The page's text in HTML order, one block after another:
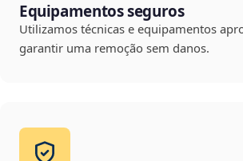
Equipamentos seguros
Utilizamos técnicas e equipamentos
garantir uma remoção sem danos.